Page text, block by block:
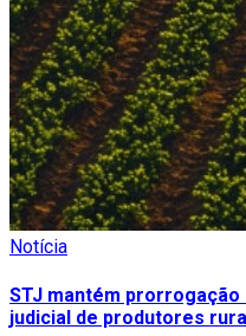
Notícia
STJ mantém
judicial de produtores